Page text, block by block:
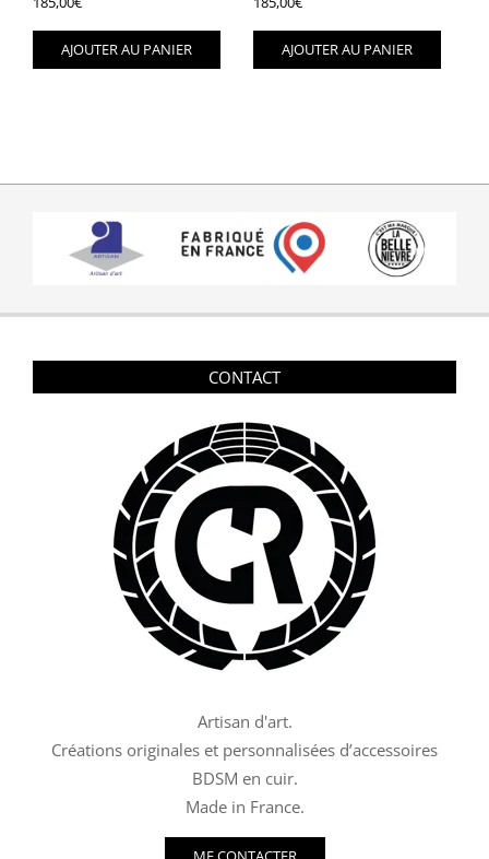
AJOUTER AU PANIER AJOUTER AU PANIER
CONTACT
Artisan d'art.
Créations originales et personnalisées d’accessoires
BDSM en cuir.
Made in France.